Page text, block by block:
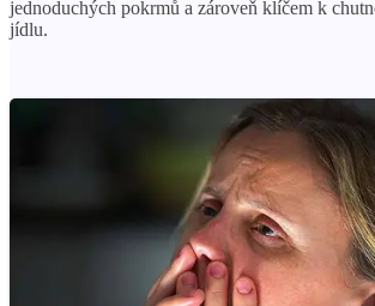
jednoduchých pokrmů a zároveň klíčem k
jídlu.